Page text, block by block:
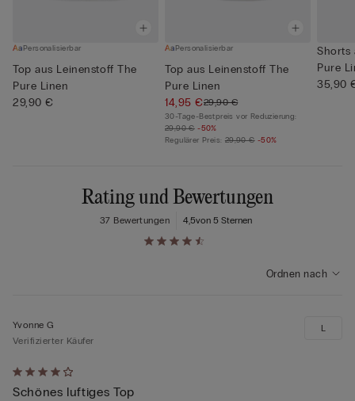
Personalisierbar
Top aus Leinenstoff The
Pure Linen
29,90 €
Personalisierbar
Top aus Leinenstoff The
Pure Linen
14,95 €29,90 €
30-Tage-Bestpreis vor Reduzierung:
29,90 € -50%
Regulärer Preis: 29,90 € -50%
Shorts
Pure
35,90
Rating und Bewertungen
4,5von 5 Sternen
37 Bewertungen
Ordnen nach
Mit
4
Yvonne G
Verifizierter Käufer
Schönes luftiges Top
L